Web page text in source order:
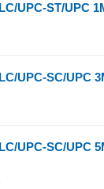
LC/UPC-ST/UPC
LC/UPC-SC/UPC
LC/UPC-SC/UPC